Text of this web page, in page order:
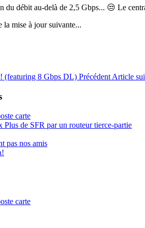
du débit au-delà de 2,5 Gbps... 😒 Le
la mise à jour suivante...
(featuring 8 Gbps DL) Précédent Article
carte
Plus de SFR par un routeur tierce-partie
pas nos amis
carte